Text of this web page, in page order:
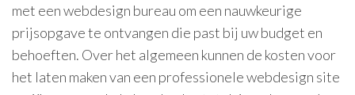
met een webdesign bureau om een nauwkeurige
prijsopgave te ontvangen die past bij uw budget en
behoeften. Over het algemeen kunnen de kosten voor
het laten maken van een professionele webdesign site